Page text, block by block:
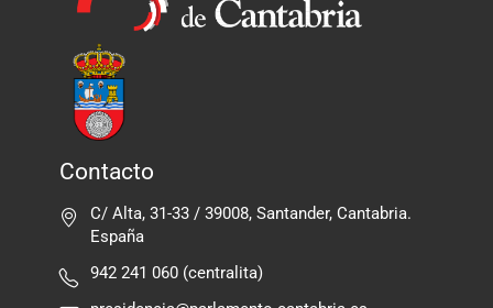
Contacto
C/ Alta, 31-33 / 39008, Santander, Cantabria.
España
942 241 060 (centralita)